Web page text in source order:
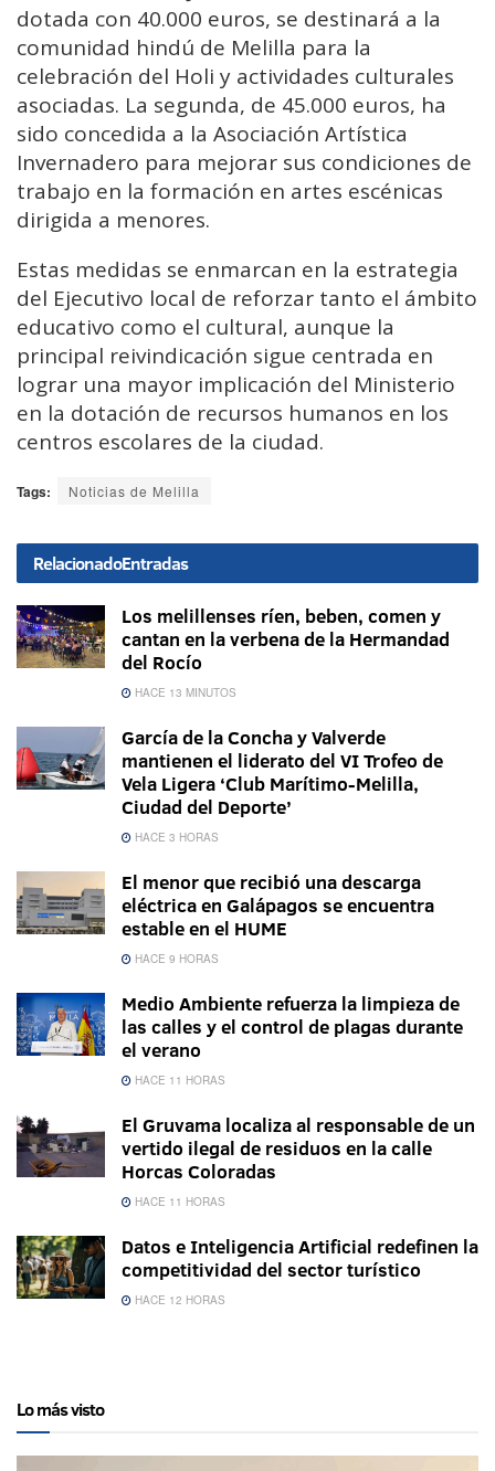
dotada con 40.000 euros, se destinará a la
comunidad hindú de Melilla para la
celebración del Holi y actividades culturales
asociadas. La segunda, de 45.000 euros, ha
sido concedida a la Asociación Artística
Invernadero para mejorar sus condiciones de
trabajo en la formación en artes escénicas
dirigida a menores.
Estas medidas se enmarcan en la estrategia
del Ejecutivo local de reforzar tanto el ámbito
educativo como el cultural, aunque la
principal reivindicación sigue centrada en
lograr una mayor implicación del Ministerio
en la dotación de recursos humanos en los
centros escolares de la ciudad.
Tags: Noticias de Melilla
RelacionadoEntradas
Los melillenses ríen, beben, comen y
cantan en la verbena de la Hermandad
del Rocío
HACE 13 MINUTOS
García de la Concha y Valverde
mantienen el liderato del VI Trofeo de
Vela Ligera ‘Club Marítimo-Melilla,
Ciudad del Deporte’
HACE 3 HORAS
El menor que recibió una descarga
eléctrica en Galápagos se encuentra
estable en el HUME
HACE 9 HORAS
Medio Ambiente refuerza la limpieza de
las calles y el control de plagas durante
el verano
HACE 11 HORAS
El Gruvama localiza al responsable de un
vertido ilegal de residuos en la calle
Horcas Coloradas
HACE 11 HORAS
Datos e Inteligencia Artificial redefinen la
competitividad del sector turístico
HACE 12 HORAS
Lo más visto